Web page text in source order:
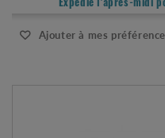
Expédié l'après-midi
Ajouter à mes